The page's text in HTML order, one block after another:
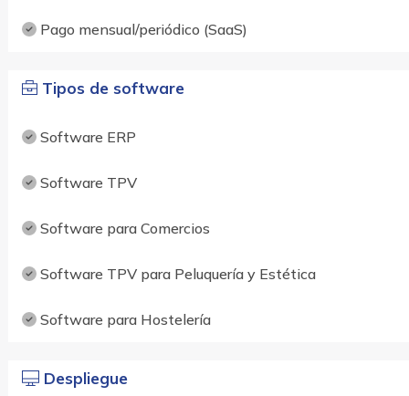
Pago mensual/periódico (SaaS)
Tipos de software
Software ERP
Software TPV
Software para Comercios
Software TPV para Peluquería y Estética
Software para Hostelería
Despliegue